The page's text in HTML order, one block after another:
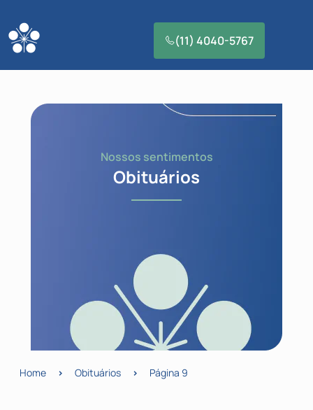
(11) 4040-5767
Nossos sentimentos
Obituários
Home > Obituários > Página 9